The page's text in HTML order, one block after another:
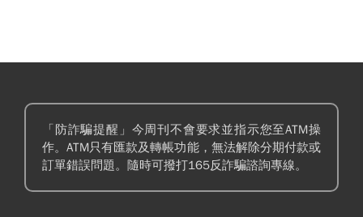
「防詐騙提醒」今周刊不會要求並指示您至ATM操
作。ATM只有匯款及轉帳功能，無法解除分期付款或
訂單錯誤問題。隨時可撥打165反詐騙諮詢專線。